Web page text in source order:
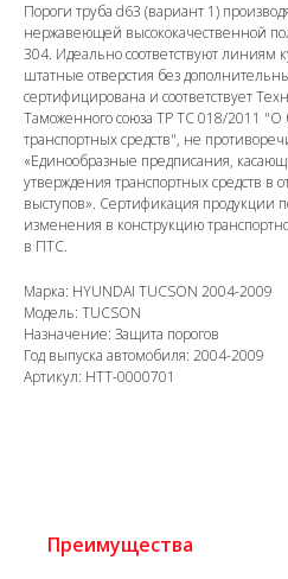
Пороги труба d63 (вариант 1)
нержавеющей высококачественной
304. Идеально соответствуют линиям
штатные отверстия без
сертифицирована и соответствует
Таможенного союза ТР ТС 018/2011 "О
транспортных средств", не
«Единообразные предписания,
утверждения транспортных средств
выступов». Сертификация продукции
изменения в конструкцию
в ПТС.
Марка: HYUNDAI TUCSON 2004-2009
Модель: TUCSON
Назначение: Защита порогов
Год выпуска автомобиля: 2004-2009
Артикул: HTT-0000701